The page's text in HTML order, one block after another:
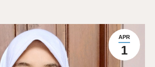
APR
1